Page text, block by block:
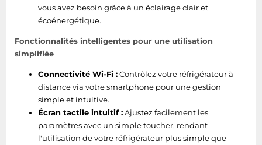
vous avez besoin grâce à un éclairage clair et
écoénergétique.
Fonctionnalités intelligentes pour une utilisation
simplifiée
Connectivité Wi-Fi :Contrôlez votre réfrigérateur à
distance via votre smartphone pour une gestion
simple et intuitive.
Écran tactile intuitif :Ajustez facilement les
paramètres avec un simple toucher, rendant
l'utilisation de votre réfrigérateur plus simple que